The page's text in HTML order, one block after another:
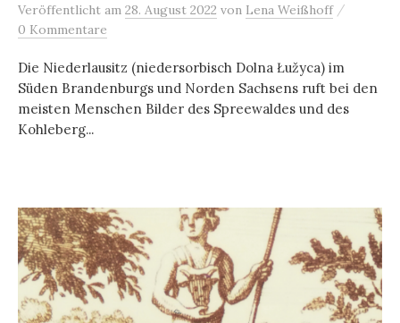
Veröffentlicht am 28. August 2022 von Lena Weißhoff /
0 Kommentare
Die Niederlausitz (niedersorbisch Dolna Łužyca) im
Süden Brandenburgs und Norden Sachsens ruft bei den
meisten Menschen Bilder des Spreewaldes und des
Kohleberg...